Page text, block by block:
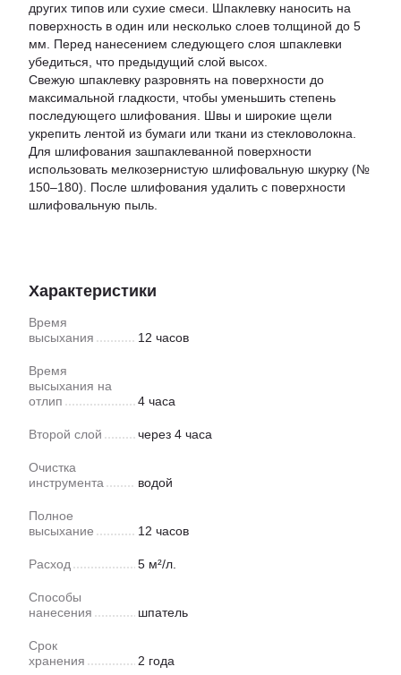
других типов или сухие смеси. Шпаклевку наносить на
поверхность в один или несколько слоев толщиной до 5
мм. Перед нанесением следующего слоя шпаклевки
убедиться, что предыдущий слой высох.
Свежую шпаклевку разровнять на поверхности до
максимальной гладкости, чтобы уменьшить степень
последующего шлифования. Швы и широкие щели
укрепить лентой из бумаги или ткани из стекловолокна.
Для шлифования зашпаклеванной поверхности
использовать мелкозернистую шлифовальную шкурку (№
150–180). После шлифования удалить с поверхности
шлифовальную пыль.
Характеристики
Время
высыхания
12 часов
Время
высыхания на
отлип
4 часа
Второй слой через 4 часа
Очистка
инструмента
водой
Полное
высыхание
12 часов
Расход 5 м²/л.
Способы
нанесения
шпатель
Срок
хранения
2 года